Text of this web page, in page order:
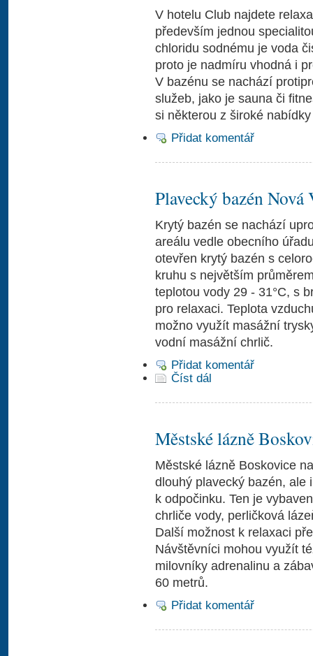
V hotelu Club najdete
především jednou
chloridu sodnému je voda
proto je nadmíru vhodná i
V bazénu se nachází
služeb, jako je sauna či
si některou z široké
Přidat komentář
Plavecký bazén Nová
Krytý bazén se nachází
areálu vedle obecního
otevřen krytý bazén s
kruhu s největším
teplotou vody 29 - 31°C, s
pro relaxaci. Teplota
možno využít masážní
vodní masážní chrlič.
Přidat komentář
Číst dál
Městské lázně
Městské lázně Boskovice
dlouhý plavecký bazén, ale
k odpočinku. Ten je
chrliče vody, perličková
Další možnost k relaxaci
Návštěvníci mohou využít
milovníky adrenalinu a
60 metrů.
Přidat komentář